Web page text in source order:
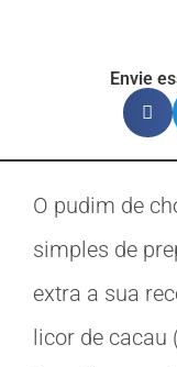
Envie
O pudim de
simples de
extra a sua
licor de cacau